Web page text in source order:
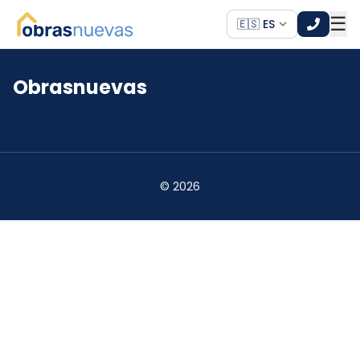
🇪🇸 ES ☰
*
Obrasnuevas
© 2026